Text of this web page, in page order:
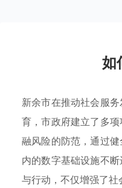
如
新余市在推动社会服
育，市政府建立了多
融风险的防范，通过
内的数字基础设施不
与行动，不仅增强了